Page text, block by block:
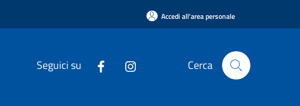
Accedi all'area personale
Seguici su Cerca